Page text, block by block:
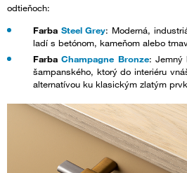
odtieňoch:
Farba Steel Grey: Moderná,
ladí s betónom, kameňom alebo
FarbaChampagne Bronze: Jemný
šampanského, ktorý do interiéru
alternatívou ku klasickým zlatým